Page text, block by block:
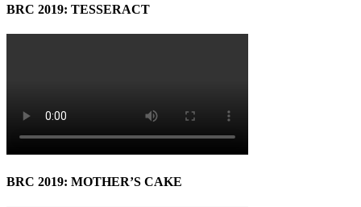
BRC 2019: TESSERACT
BRC 2019: MOTHER’S CAKE